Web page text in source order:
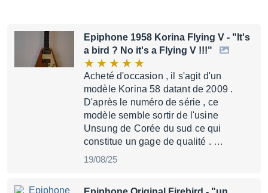
Epiphone 1958 Korina Flying V - "It's
a bird ? No it's a Flying V !!!"
Acheté d'occasion , il s'agit d'un
modèle Korina 58 datant de 2009 .
D'après le numéro de série , ce
modèle semble sortir de l'usine
Unsung de Corée du sud ce qui
constitue un gage de qualité . …
19/08/25